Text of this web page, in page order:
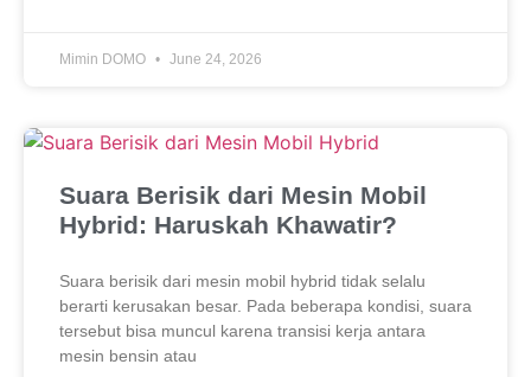
Mimin DOMO June 24, 2026
Suara Berisik dari Mesin Mobil
Hybrid: Haruskah Khawatir?
Suara berisik dari mesin mobil hybrid tidak selalu
berarti kerusakan besar. Pada beberapa kondisi, suara
tersebut bisa muncul karena transisi kerja antara
mesin bensin atau